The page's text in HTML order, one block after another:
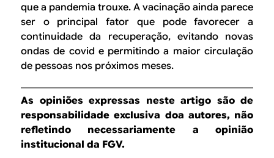
que a pandemia trouxe. A vacinação ainda parece
ser o principal fator que pode favorecer a
continuidade da recuperação, evitando novas
ondas de covid e permitindo a maior circulação
de pessoas nos próximos meses.
As opiniões expressas neste artigo são de
responsabilidade exclusiva doa autores, não
refletindo necessariamente a opinião
institucional da FGV.